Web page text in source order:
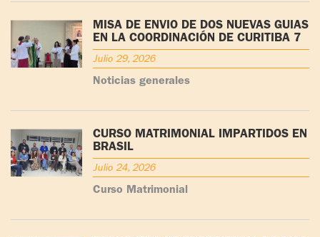
MISA DE ENVÍO DE DOS NUEVAS GUÍAS
EN LA COORDINACIÓN DE CURITIBA 7
Julio 29, 2026
Noticias generales
CURSO MATRIMONIAL IMPARTIDOS EN
BRASIL
Julio 24, 2026
Curso Matrimonial